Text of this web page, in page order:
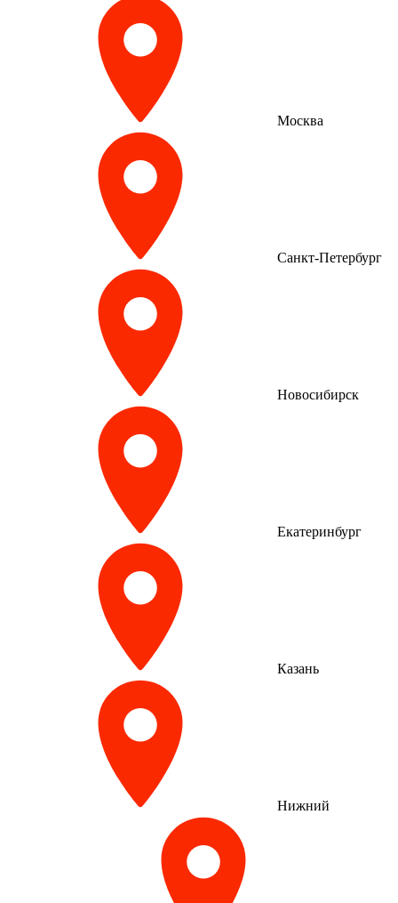
Москва
Санкт-Петербург
Новосибирск
Екатеринбург
Казань
Нижний